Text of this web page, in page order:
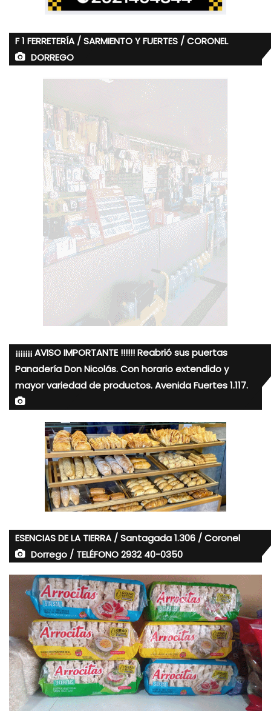
F 1 FERRETERÍA / SARMIENTO Y FUERTES / CORONEL
DORREGO
¡¡¡¡¡¡¡ AVISO IMPORTANTE !!!!!! Reabrió sus puertas
Panadería Don Nicolás. Con horario extendido y
mayor variedad de productos. Avenida Fuertes 1.117.
ESENCIAS DE LA TIERRA / Santagada 1.306 / Coronel
Dorrego / TELÉFONO 2932 40-0350